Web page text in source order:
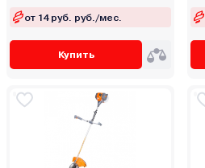
от 14 руб. руб./мес.
Купить